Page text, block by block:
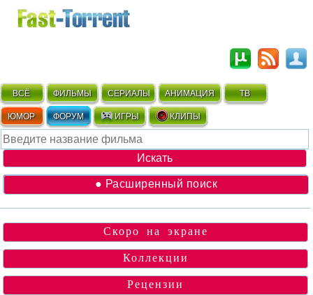
ВСЁ ФИЛЬМЫ СЕРИАЛЫ АНИМАЦИЯ ТВ
ЮМОР ФОРУМ ИГРЫ КЛИПЫ
● Расширенный поиск
Скоро на экране
Коллекции
Рецензии